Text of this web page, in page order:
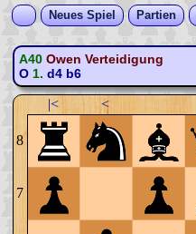
Neues Spiel Partien
A40 Owen Verteidigung
O1. d4 b6
|< <
8
7